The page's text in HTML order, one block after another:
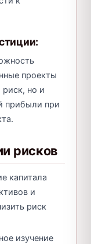
проекты
риск, но и
прибыли при
рисков
капитала
и
риск
изучение